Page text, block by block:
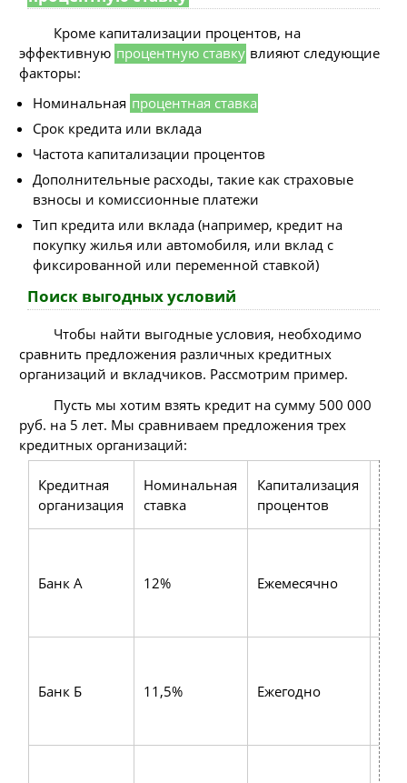
Кроме капитализации процентов, на
эффективную процентную ставку влияют следующие
факторы:
Номинальная процентная ставка
Срок кредита или вклада
Частота капитализации процентов
Дополнительные расходы, такие как страховые
взносы и комиссионные платежи
Тип кредита или вклада (например, кредит на
покупку жилья или автомобиля, или вклад с
фиксированной или переменной ставкой)
Поиск выгодных условий
Чтобы найти выгодные условия, необходимо
сравнить предложения различных кредитных
организаций и вкладчиков. Рассмотрим пример.
Пусть мы хотим взять кредит на сумму 500 000
руб. на 5 лет. Мы сравниваем предложения трех
кредитных организаций:
Кредитная
организация
Номинальная
ставка
Капитализация
процентов
Банк А 12% Ежемесячно
Банк Б 11,5% Ежегодно